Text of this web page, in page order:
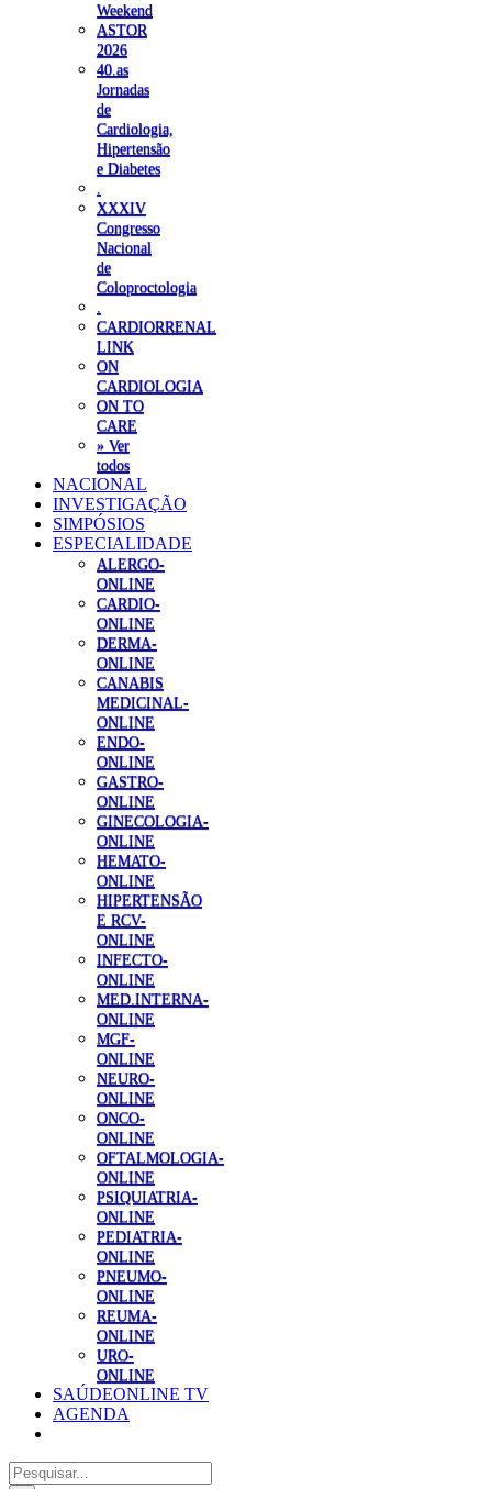
Weekend
ASTOR
2026
40.as
Jornadas
de
Cardiologia,
Hipertensão
e Diabetes
XXXIV
Congresso
Nacional
de
Coloproctologia
CARDIORRENAL
LINK
ON
CARDIOLOGIA
ON TO
CARE
» Ver
todos
NACIONAL
INVESTIGAÇÃO
SIMPÓSIOS
ESPECIALIDADE
ALERGO-
ONLINE
CARDIO-
ONLINE
DERMA-
ONLINE
CANABIS
MEDICINAL-
ONLINE
ENDO-
ONLINE
GASTRO-
ONLINE
GINECOLOGIA-
ONLINE
HEMATO-
ONLINE
HIPERTENSÃO
E RCV-
ONLINE
INFECTO-
ONLINE
MED.INTERNA-
ONLINE
MGF-
ONLINE
NEURO-
ONLINE
ONCO-
ONLINE
OFTALMOLOGIA-
ONLINE
PSIQUIATRIA-
ONLINE
PEDIATRIA-
ONLINE
PNEUMO-
ONLINE
REUMA-
ONLINE
URO-
ONLINE
SAÚDEONLINE TV
AGENDA
Pesquisar